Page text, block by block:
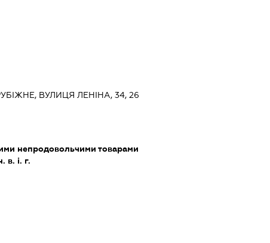
ВУЛИЦЯ ЛЕНІНА, 34, 26
непродовольчими товарами
в. і. г.